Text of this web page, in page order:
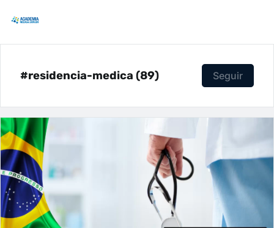
#residencia-medica (89) Seguir